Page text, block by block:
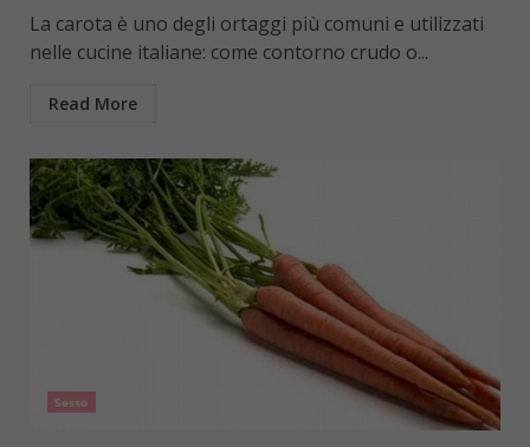
La carota è uno degli ortaggi più comuni e utilizzati
nelle cucine italiane: come contorno crudo o...
Read More
Sesso